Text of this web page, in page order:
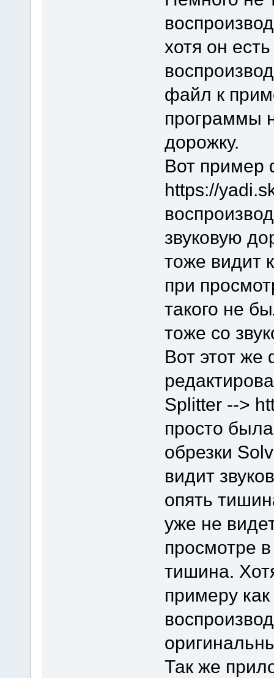
хотя он
файл к
программы
дорожку.
Вот пример
https://
звуковую
тоже видит
при
такого не
тоже со
Вот этот
Splitter -->
просто
обрезки
видит
опять
уже не
просмотре
тишина.
примеру
Так же